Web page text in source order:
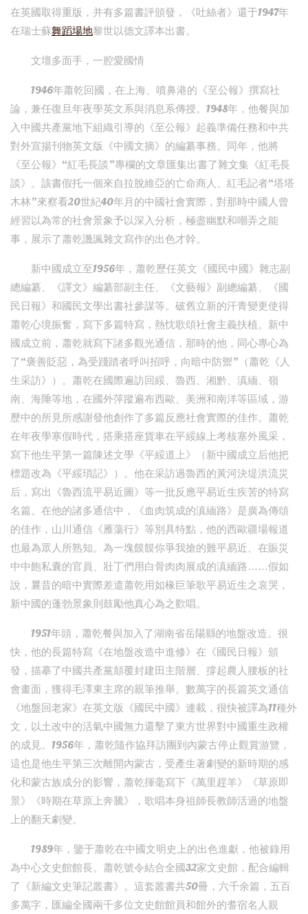
在英國取得重版，并有多篇書評頒發，《吐絲者》還于1947年
在瑞士蘇舞蹈場地黎世以德文譯本出書。
文壇多面手，一腔愛國情
1946年蕭乾回國，在上海、噴鼻港的《至公報》撰寫社
論，兼任復旦年夜學英文系與消息系傳授。1948年，他餐與加
入中國共產黨地下組織引導的《至公報》起義準備任務和中共
對外宣揚刊物英文版《中國文摘》的編纂事務。同年，他將
《至公報》“紅毛長談”專欄的文章匯集出書了雜文集《紅毛長
談》。該書假托一個來自拉脫維亞的亡命商人、紅毛記者“塔塔
木林”來察看20世紀40年月的中國社會實際，對那時中國人曾
經習以為常的社會景象予以深入分析，極盡幽默和嘲弄之能
事，展示了蕭乾譏諷雜文寫作的出色才幹。
新中國成立至1956年，蕭乾歷任英文《國民中國》雜志副
總編纂、《譯文》編纂部副主任、《文藝報》副總編纂、《國
民日報》和國民文學出書社參謀等。破舊立新的汗青變更使得
蕭乾心境振奮，寫下多篇特寫，熱忱歌頌社會主義扶植。新中
國成立前，蕭乾就寫下諸多觀光通信，那時的他，同心專心為
了“褒善貶惡，為受踐踏者呼叫招呼，向暗中防禦”（蕭乾《人
生采訪》）。蕭乾在國際遍訪回綏、魯西、湘黔、滇緬、嶺
南、海陲等地，在國外萍蹤遍布西歐、美洲和南洋等區域，游
歷中的所見所感謝發他創作了多篇反應社會實際的佳作。蕭乾
在年夜學寒假時代，搭乘搭座貨車在平綏線上考核塞外風采，
寫下他生平第一篇陳述文學《平綏道上》（新中國成立后他把
標題改為《平綏瑣記》）。他在采訪過魯西的黃河決堤洪流災
后，寫出《魯西流平易近圖》等一批反應平易近生疾苦的特寫
名篇。在他的諸多通信中，《血肉筑成的滇緬路》是廣為傳頌
的佳作，山川通信《雁蕩行》等別具特點，他的西歐疆場報道
也最為眾人所熟知。為一塊饃饃你爭我搶的難平易近、在賑災
中中飽私囊的官員、壯丁們用白骨肉肉展成的滇緬路……假如
說，曩昔的暗中實際差遣蕭乾用如椽巨筆歌平易近生之哀哭，
新中國的蓬勃景象則鼓勵他真心為之歡唱。
1951年頭，蕭乾餐與加入了湖南省岳陽縣的地盤改造。很
快，他的長篇特寫《在地盤改造中進修》在《國民日報》頒
發，描摹了中國共產黨顛覆封建田主階層、撐起農人腰板的社
會畫面，獲得毛澤東主席的親筆推舉。數萬字的長篇英文通信
《地盤回老家》在英文版《國民中國》連載，很快被譯為11種外
文，以土改中的活氣中國無力還擊了東方世界對中國重生政權
的成見。1956年，蕭乾隨作協拜訪團到內蒙古停止觀賞游覽，
這也是他生平第三次離開內蒙古，受產生著劇變的新時期的感
化和蒙古族成分的影響，蕭乾揮毫寫下《萬里趕羊》《草原即
景》《時期在草原上奔騰》，歌唱本身祖師長教師活過的地盤
上的翻天劇變。
1989年，鑒于蕭乾在中國文明史上的出色進獻，他被錄用
為中心文史館館長。蕭乾號令結合全國32家文史館，配合編輯
了《新編文史筆記叢書》。這套叢書共50冊，六千余篇，五百
多萬字，匯編全國兩千多位文史館館員和館外的耆宿名人親